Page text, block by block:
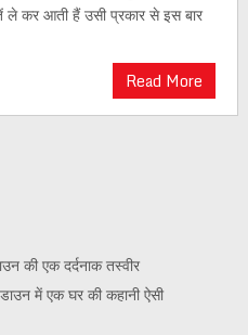
ले कर आती हैं उसी प्रकार से इस बार
Read More
की एक दर्दनाक तस्वीर
में एक घर की कहानी ऐसी